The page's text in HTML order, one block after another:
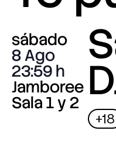
sábado
8 Ago
23:59
Jamboree
Sala 1 y 2
+18